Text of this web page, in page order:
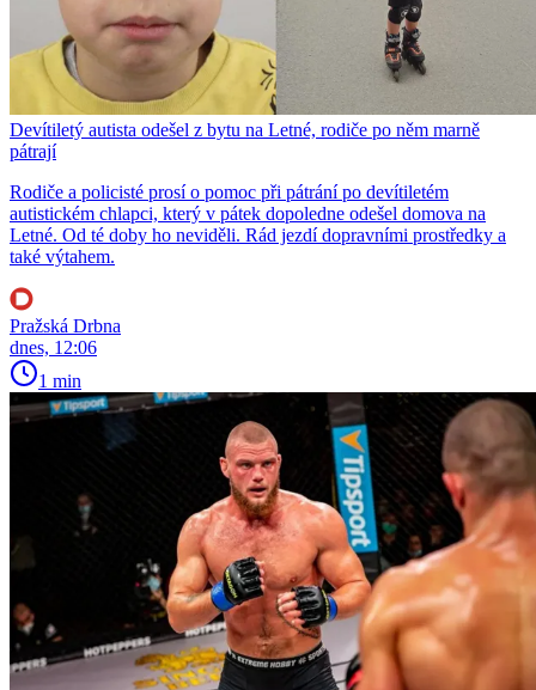
Devítiletý autista odešel z bytu na Letné, rodiče po něm marně
pátrají
Rodiče a policisté prosí o pomoc při pátrání po devítiletém
autistickém chlapci, který v pátek dopoledne odešel domova na
Letné. Od té doby ho neviděli. Rád jezdí dopravními prostředky a
také výtahem.
Pražská Drbna
dnes, 12:06
1 min